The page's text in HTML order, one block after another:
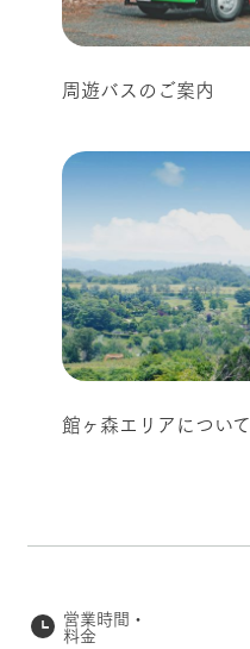
周遊バスのご案内
館ヶ森エリアについて
営業時間・
料金